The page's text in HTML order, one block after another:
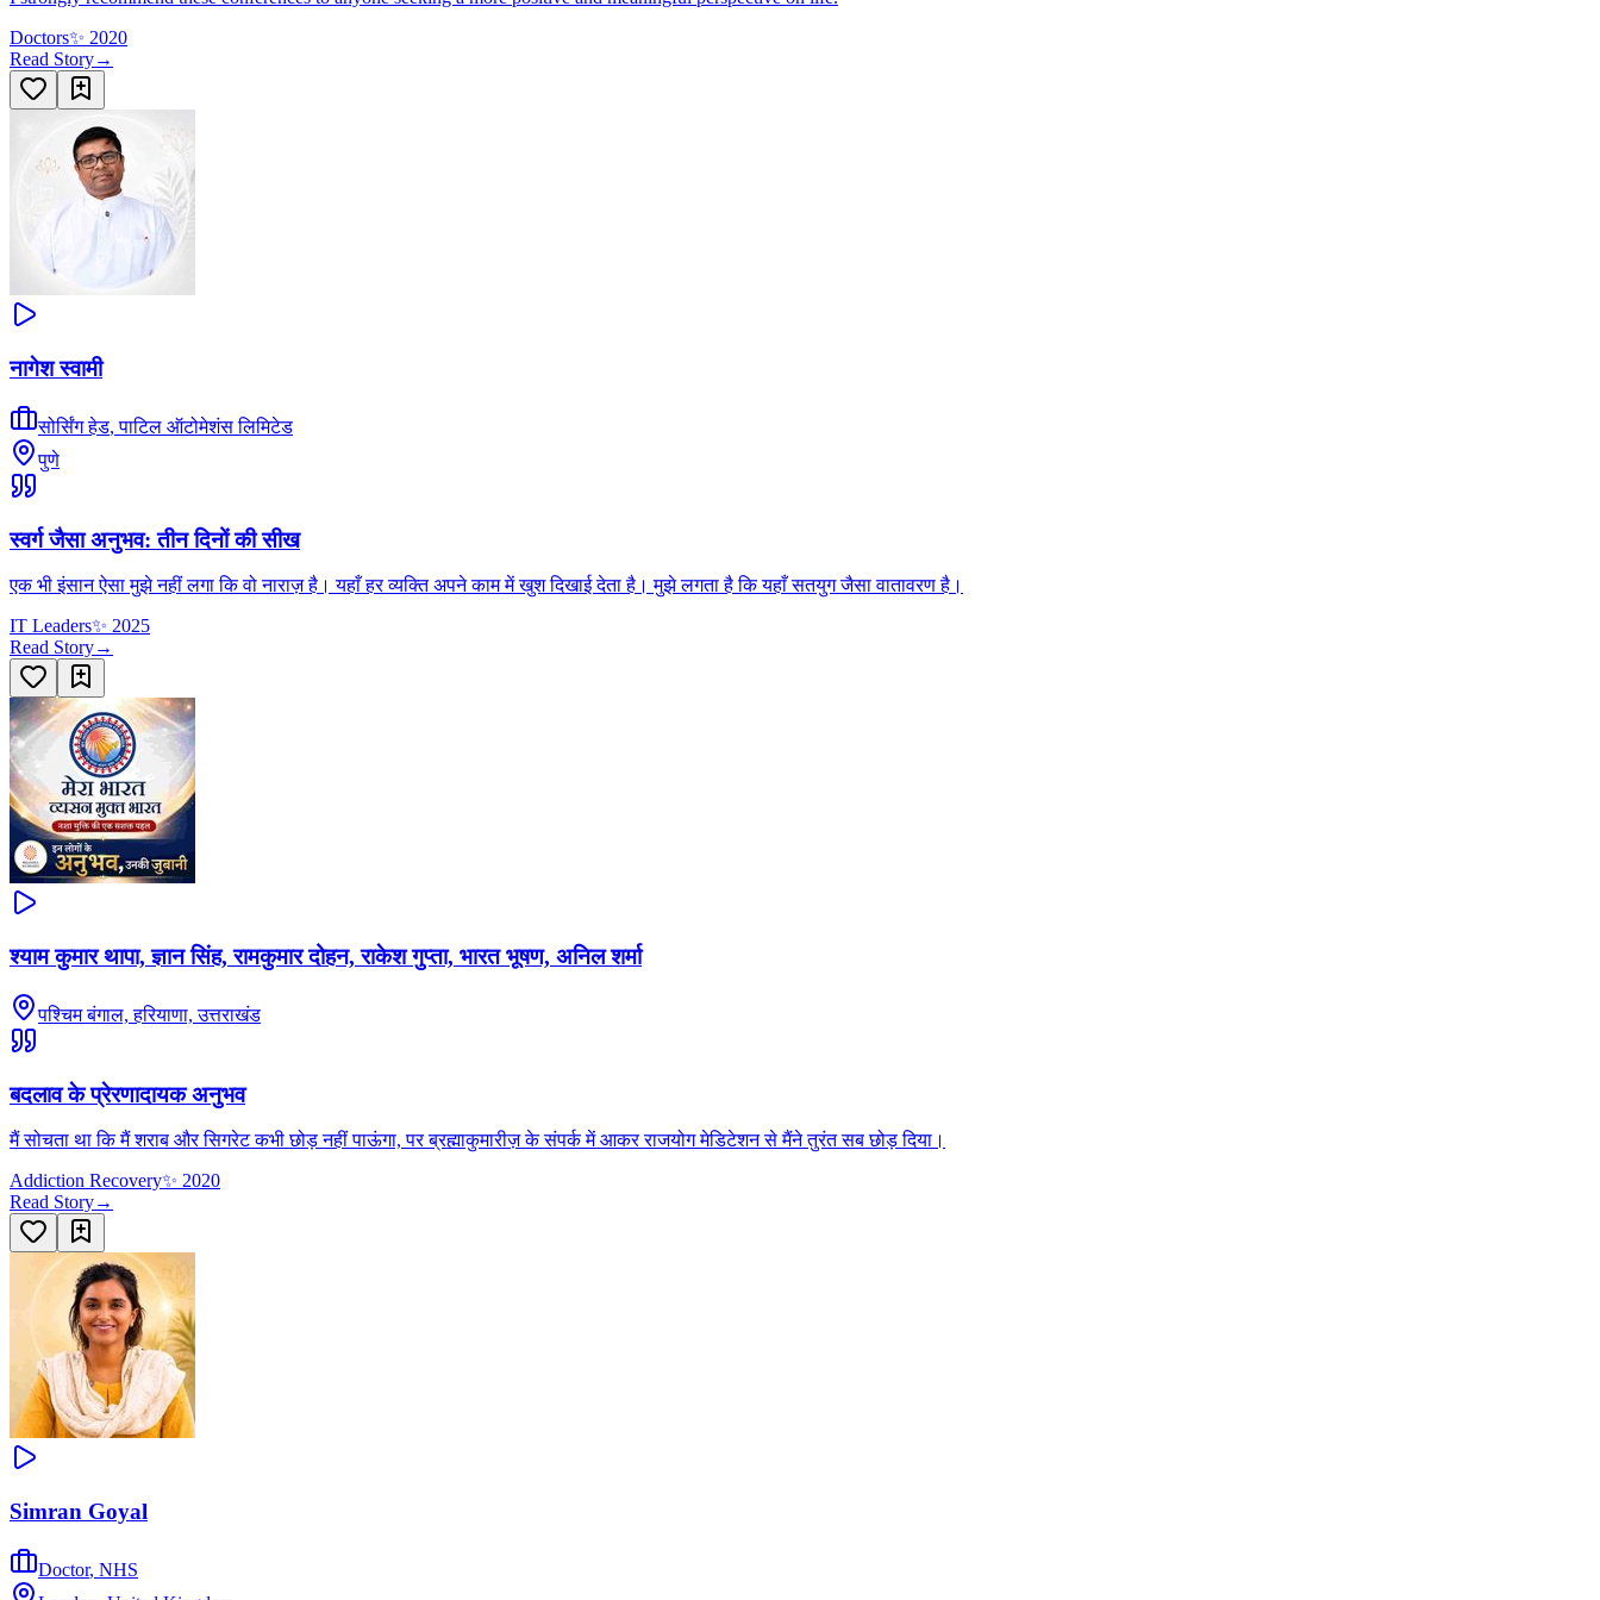
Doctors✨ 2020
Read Story→
नागेश स्वामी
सोर्सिंग हेड,पाटिल ऑटोमेशंस लिमिटेड
पुणे
स्वर्ग जैसा अनुभव: तीन दिनों की सीख
एक भी इंसान ऐसा मुझे नहीं लगा कि वो नाराज़ है। यहाँ हर व्यक्ति अपने काम में खुश दिखाई देता है। मुझे लगता है कि यहाँ सतयुग जैसा वातावरण है।
IT Leaders✨ 2025
Read Story→
श्याम कुमार थापा, ज्ञान सिंह, रामकुमार दोहन, राकेश गुप्ता, भारत भूषण, अनिल शर्मा
पश्चिम बंगाल, हरियाणा, उत्तराखंड
बदलाव के प्रेरणादायक अनुभव
मैं सोचता था कि मैं शराब और सिगरेट कभी छोड़ नहीं पाऊंगा, पर ब्रह्माकुमारीज़ के संपर्क में आकर राजयोग मेडिटेशन से मैंने तुरंत सब छोड़ दिया।
Addiction Recovery✨ 2020
Read Story→
Simran Goyal
Doctor, NHS